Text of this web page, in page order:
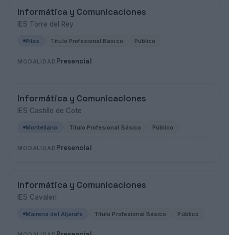
Informática y Comunicaciones
IES Torre del Rey
Pilas Título Profesional Básico Público
MODALIDAD Presencial
Informática y Comunicaciones
IES Castillo de Cote
Montellano Título Profesional Básico Público
MODALIDAD Presencial
Informática y Comunicaciones
IES Cavaleri
Mairena del Aljarafe Título Profesional Básico Público